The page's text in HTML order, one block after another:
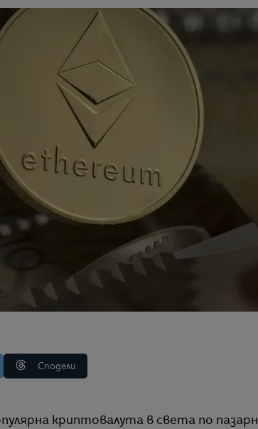
Сподели